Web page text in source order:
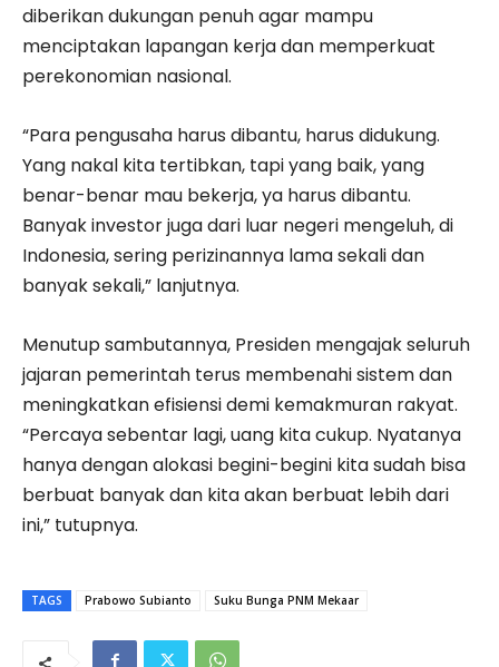
diberikan dukungan penuh agar mampu
menciptakan lapangan kerja dan memperkuat
perekonomian nasional.
“Para pengusaha harus dibantu, harus didukung.
Yang nakal kita tertibkan, tapi yang baik, yang
benar-benar mau bekerja, ya harus dibantu.
Banyak investor juga dari luar negeri mengeluh, di
Indonesia, sering perizinannya lama sekali dan
banyak sekali,” lanjutnya.
Menutup sambutannya, Presiden mengajak seluruh
jajaran pemerintah terus membenahi sistem dan
meningkatkan efisiensi demi kemakmuran rakyat.
“Percaya sebentar lagi, uang kita cukup. Nyatanya
hanya dengan alokasi begini-begini kita sudah bisa
berbuat banyak dan kita akan berbuat lebih dari
ini,” tutupnya.
TAGS Prabowo Subianto Suku Bunga PNM Mekaar